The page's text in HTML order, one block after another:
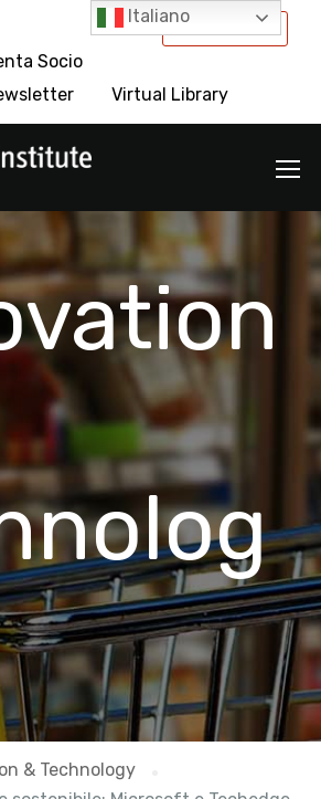
International
Socio
Virtual Library
& Technology
Italiano